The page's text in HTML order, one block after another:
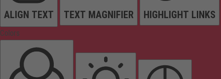
ALIGN TEXT TEXT MAGNIFIER HIGHLIGHT LINKS
Colors